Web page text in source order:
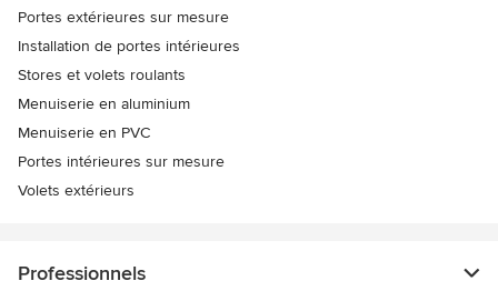
Portes extérieures sur mesure
Installation de portes intérieures
Stores et volets roulants
Menuiserie en aluminium
Menuiserie en PVC
Portes intérieures sur mesure
Volets extérieurs
Professionnels